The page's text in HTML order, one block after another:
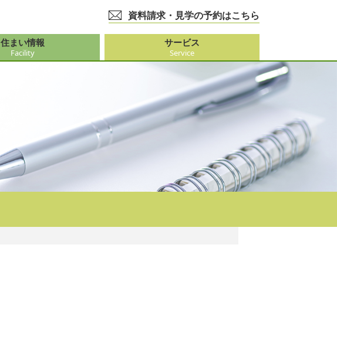
資料請求・見学の予約はこちら
社会奉仕事業
住まい情報
Facility
サービス
Service
レクリエーション